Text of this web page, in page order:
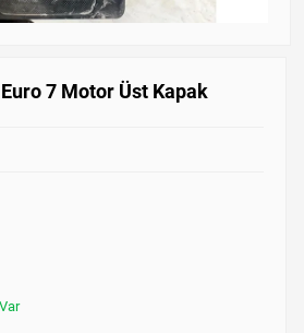
7 Motor Üst Kapak